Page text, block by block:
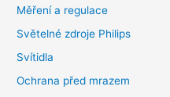
Měření a regulace
Světelné zdroje Philips
Svítidla
Ochrana před mrazem